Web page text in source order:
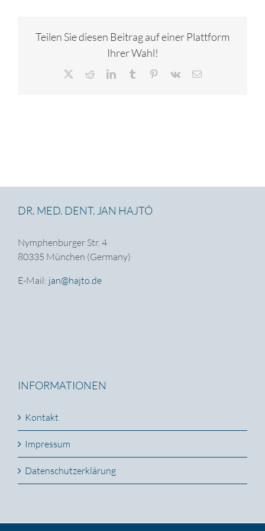
Teilen Sie diesen Beitrag auf einer Plattform
Ihrer Wahl!
RedditLinkedInTumblr Pinterest
Vk
E-
DR. MED. DENT. JAN HAJTÓ
Nymphenburger Str. 4
80335 München (Germany)
E-Mail: jan@hajto.de
INFORMATIONEN
Kontakt
Impressum
Datenschutzerklärung